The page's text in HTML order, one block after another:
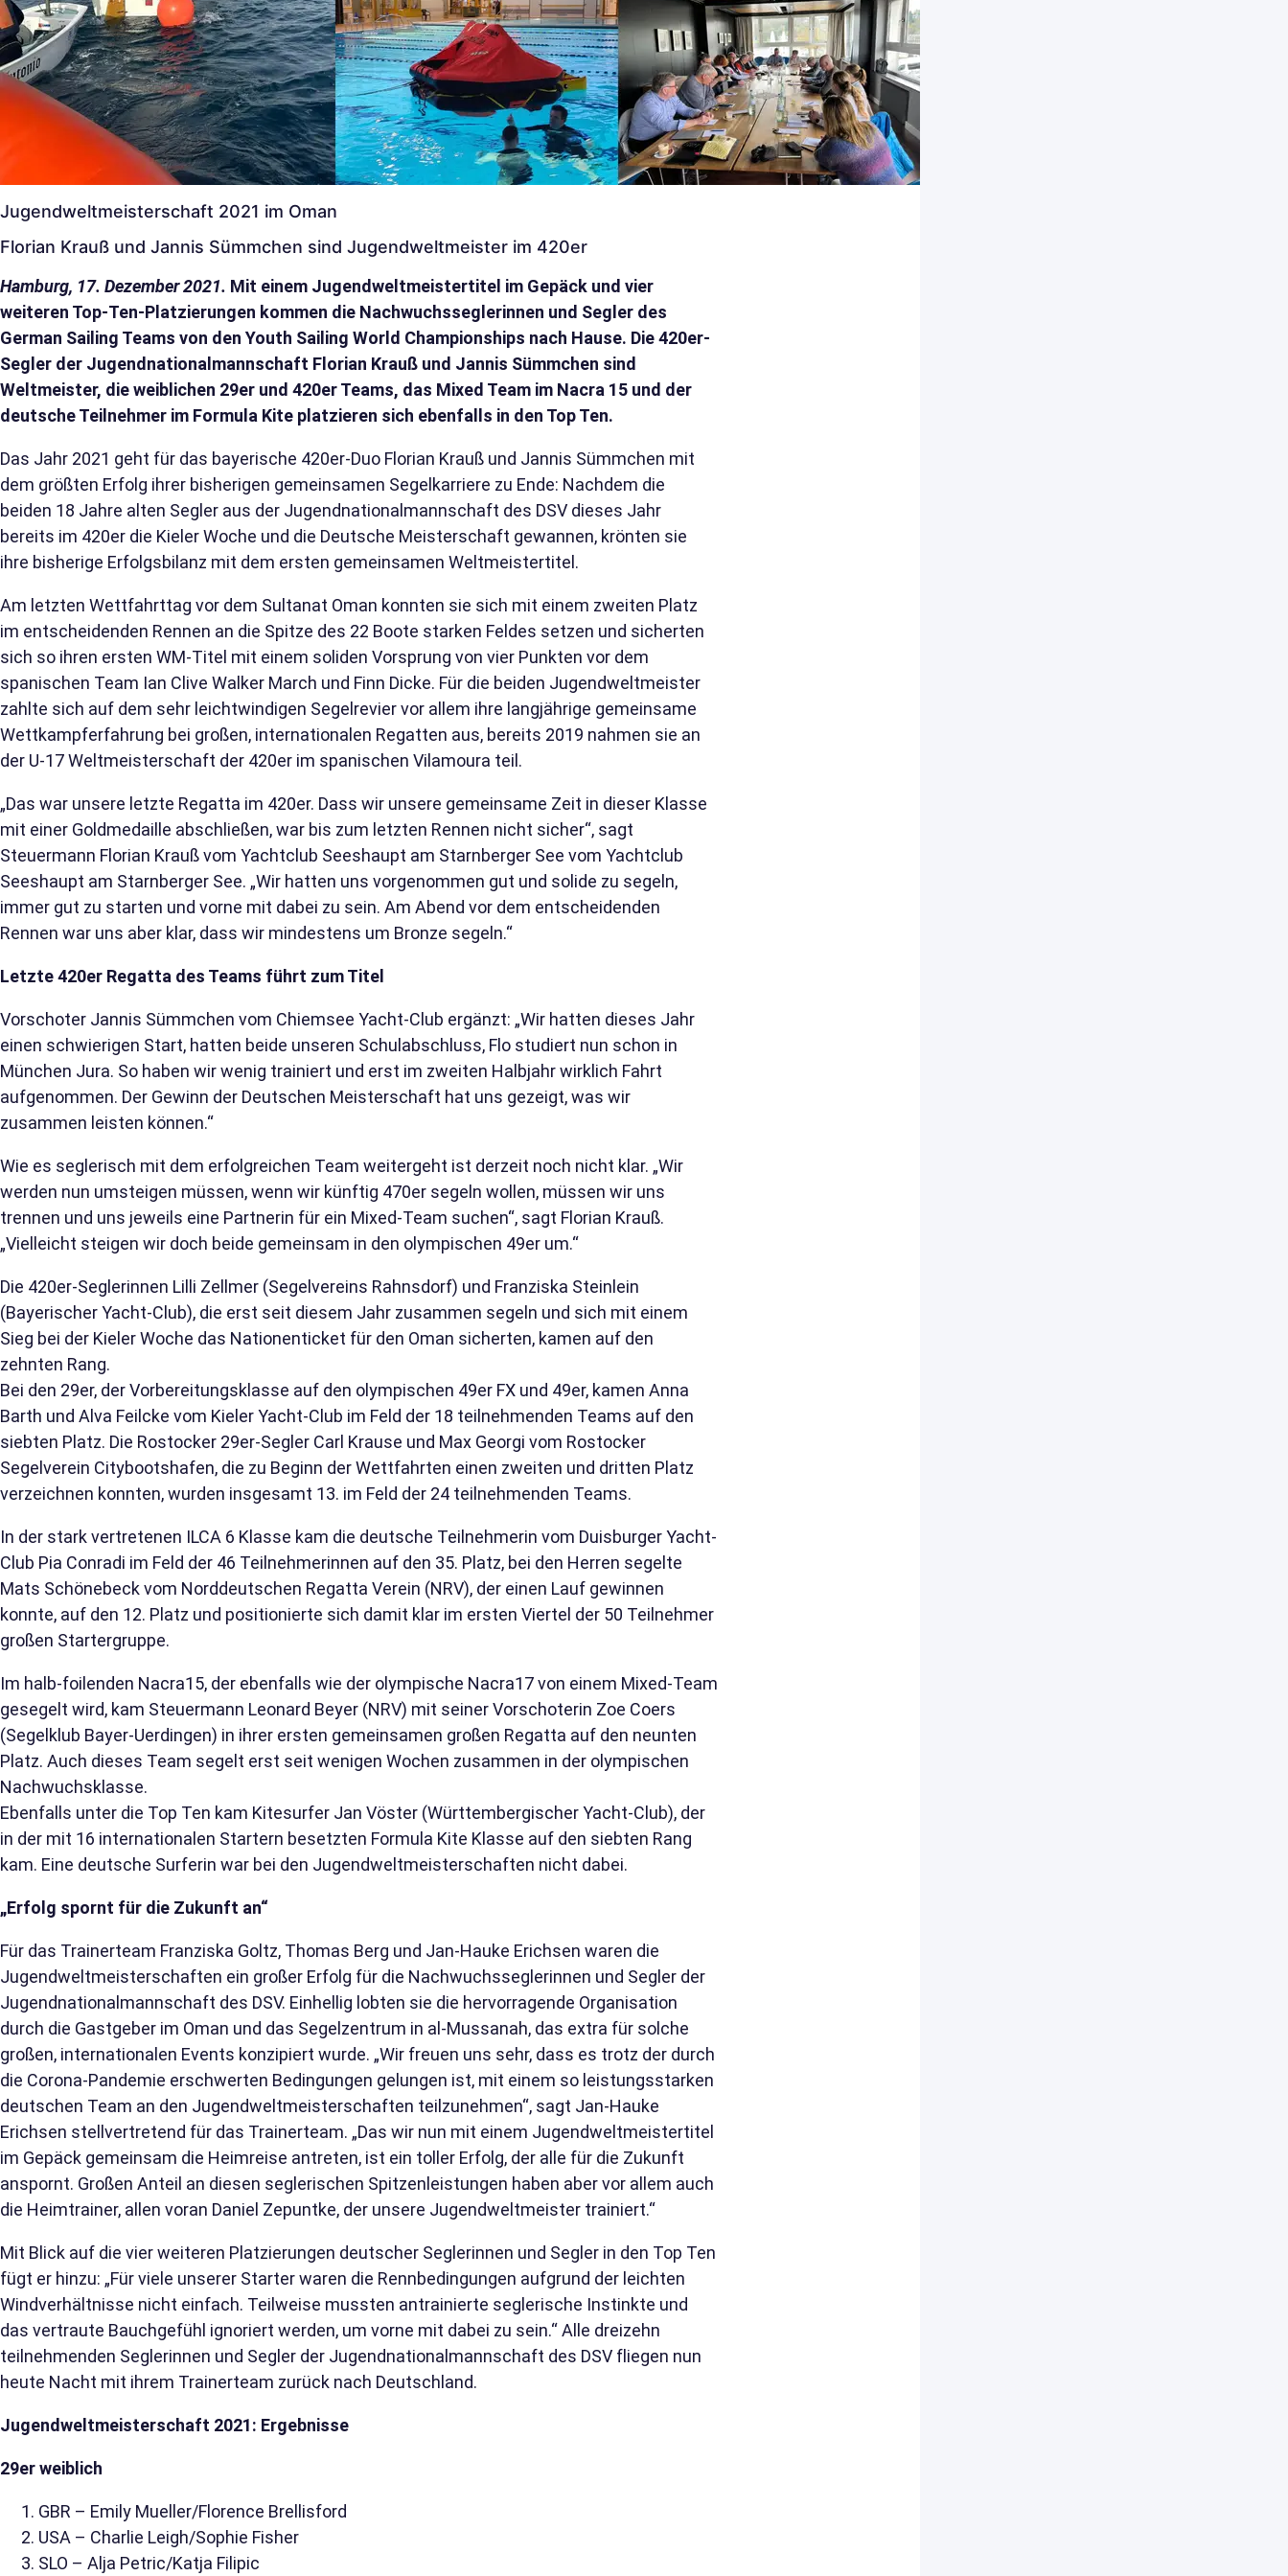
Jugendweltmeisterschaft 2021 im Oman
Florian Krauß und Jannis Sümmchen sind Jugendweltmeister im 420er
Hamburg, 17. Dezember 2021. Mit einem Jugendweltmeistertitel im Gepäck und vier
weiteren Top-Ten-Platzierungen kommen die Nachwuchsseglerinnen und Segler des
German Sailing Teams von den Youth Sailing World Championships nach Hause. Die 420er-
Segler der Jugendnationalmannschaft Florian Krauß und Jannis Sümmchen sind
Weltmeister, die weiblichen 29er und 420er Teams, das Mixed Team im Nacra 15 und der
deutsche Teilnehmer im Formula Kite platzieren sich ebenfalls in den Top Ten.
Das Jahr 2021 geht für das bayerische 420er-Duo Florian Krauß und Jannis Sümmchen mit
dem größten Erfolg ihrer bisherigen gemeinsamen Segelkarriere zu Ende: Nachdem die
beiden 18 Jahre alten Segler aus der Jugendnationalmannschaft des DSV dieses Jahr
bereits im 420er die Kieler Woche und die Deutsche Meisterschaft gewannen, krönten sie
ihre bisherige Erfolgsbilanz mit dem ersten gemeinsamen Weltmeistertitel.
Am letzten Wettfahrttag vor dem Sultanat Oman konnten sie sich mit einem zweiten Platz
im entscheidenden Rennen an die Spitze des 22 Boote starken Feldes setzen und sicherten
sich so ihren ersten WM-Titel mit einem soliden Vorsprung von vier Punkten vor dem
spanischen Team Ian Clive Walker March und Finn Dicke. Für die beiden Jugendweltmeister
zahlte sich auf dem sehr leichtwindigen Segelrevier vor allem ihre langjährige gemeinsame
Wettkampferfahrung bei großen, internationalen Regatten aus, bereits 2019 nahmen sie an
der U-17 Weltmeisterschaft der 420er im spanischen Vilamoura teil.
„Das war unsere letzte Regatta im 420er. Dass wir unsere gemeinsame Zeit in dieser Klasse
mit einer Goldmedaille abschließen, war bis zum letzten Rennen nicht sicher“, sagt
Steuermann Florian Krauß vom Yachtclub Seeshaupt am Starnberger See vom Yachtclub
Seeshaupt am Starnberger See. „Wir hatten uns vorgenommen gut und solide zu segeln,
immer gut zu starten und vorne mit dabei zu sein. Am Abend vor dem entscheidenden
Rennen war uns aber klar, dass wir mindestens um Bronze segeln.“
Letzte 420er Regatta des Teams führt zum Titel
Vorschoter Jannis Sümmchen vom Chiemsee Yacht-Club ergänzt: „Wir hatten dieses Jahr
einen schwierigen Start, hatten beide unseren Schulabschluss, Flo studiert nun schon in
München Jura. So haben wir wenig trainiert und erst im zweiten Halbjahr wirklich Fahrt
aufgenommen. Der Gewinn der Deutschen Meisterschaft hat uns gezeigt, was wir
zusammen leisten können.“
Wie es seglerisch mit dem erfolgreichen Team weitergeht ist derzeit noch nicht klar. „Wir
werden nun umsteigen müssen, wenn wir künftig 470er segeln wollen, müssen wir uns
trennen und uns jeweils eine Partnerin für ein Mixed-Team suchen“, sagt Florian Krauß.
„Vielleicht steigen wir doch beide gemeinsam in den olympischen 49er um.“
Die 420er-Seglerinnen Lilli Zellmer (Segelvereins Rahnsdorf) und Franziska Steinlein
(Bayerischer Yacht-Club), die erst seit diesem Jahr zusammen segeln und sich mit einem
Sieg bei der Kieler Woche das Nationenticket für den Oman sicherten, kamen auf den
zehnten Rang.
Bei den 29er, der Vorbereitungsklasse auf den olympischen 49er FX und 49er, kamen Anna
Barth und Alva Feilcke vom Kieler Yacht-Club im Feld der 18 teilnehmenden Teams auf den
siebten Platz. Die Rostocker 29er-Segler Carl Krause und Max Georgi vom Rostocker
Segelverein Citybootshafen, die zu Beginn der Wettfahrten einen zweiten und dritten Platz
verzeichnen konnten, wurden insgesamt 13. im Feld der 24 teilnehmenden Teams.
In der stark vertretenen ILCA 6 Klasse kam die deutsche Teilnehmerin vom Duisburger Yacht-
Club Pia Conradi im Feld der 46 Teilnehmerinnen auf den 35. Platz, bei den Herren segelte
Mats Schönebeck vom Norddeutschen Regatta Verein (NRV), der einen Lauf gewinnen
konnte, auf den 12. Platz und positionierte sich damit klar im ersten Viertel der 50 Teilnehmer
großen Startergruppe.
Im halb-foilenden Nacra15, der ebenfalls wie der olympische Nacra17 von einem Mixed-Team
gesegelt wird, kam Steuermann Leonard Beyer (NRV) mit seiner Vorschoterin Zoe Coers
(Segelklub Bayer-Uerdingen) in ihrer ersten gemeinsamen großen Regatta auf den neunten
Platz. Auch dieses Team segelt erst seit wenigen Wochen zusammen in der olympischen
Nachwuchsklasse.
Ebenfalls unter die Top Ten kam Kitesurfer Jan Vöster (Württembergischer Yacht-Club), der
in der mit 16 internationalen Startern besetzten Formula Kite Klasse auf den siebten Rang
kam. Eine deutsche Surferin war bei den Jugendweltmeisterschaften nicht dabei.
„Erfolg spornt für die Zukunft an“
Für das Trainerteam Franziska Goltz, Thomas Berg und Jan-Hauke Erichsen waren die
Jugendweltmeisterschaften ein großer Erfolg für die Nachwuchsseglerinnen und Segler der
Jugendnationalmannschaft des DSV. Einhellig lobten sie die hervorragende Organisation
durch die Gastgeber im Oman und das Segelzentrum in al-Mussanah, das extra für solche
großen, internationalen Events konzipiert wurde. „Wir freuen uns sehr, dass es trotz der durch
die Corona-Pandemie erschwerten Bedingungen gelungen ist, mit einem so leistungsstarken
deutschen Team an den Jugendweltmeisterschaften teilzunehmen“, sagt Jan-Hauke
Erichsen stellvertretend für das Trainerteam. „Das wir nun mit einem Jugendweltmeistertitel
im Gepäck gemeinsam die Heimreise antreten, ist ein toller Erfolg, der alle für die Zukunft
anspornt. Großen Anteil an diesen seglerischen Spitzenleistungen haben aber vor allem auch
die Heimtrainer, allen voran Daniel Zepuntke, der unsere Jugendweltmeister trainiert.“
Mit Blick auf die vier weiteren Platzierungen deutscher Seglerinnen und Segler in den Top Ten
fügt er hinzu: „Für viele unserer Starter waren die Rennbedingungen aufgrund der leichten
Windverhältnisse nicht einfach. Teilweise mussten antrainierte seglerische Instinkte und
das vertraute Bauchgefühl ignoriert werden, um vorne mit dabei zu sein.“ Alle dreizehn
teilnehmenden Seglerinnen und Segler der Jugendnationalmannschaft des DSV fliegen nun
heute Nacht mit ihrem Trainerteam zurück nach Deutschland.
Jugendweltmeisterschaft 2021: Ergebnisse
29er weiblich
GBR – Emily Mueller/Florence Brellisford
USA – Charlie Leigh/Sophie Fisher
SLO – Alja Petric/Katja Filipic